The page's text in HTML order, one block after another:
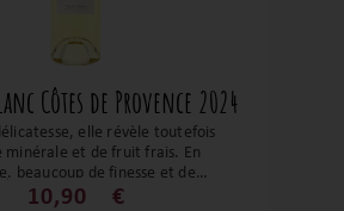
Côtes de Provence 2024
elle révèle toutefois
minérale et de fruit frais. En
beaucoup de finesse et de
Un blanc de Provence comme
10,90 €